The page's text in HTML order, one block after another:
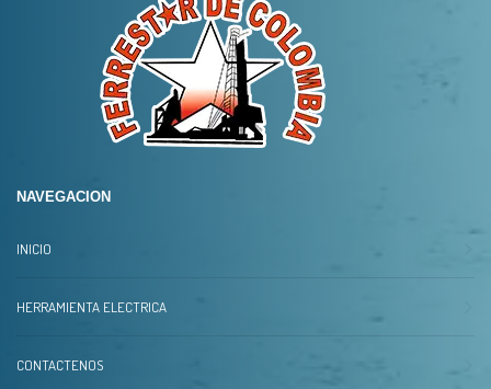
NAVEGACION
INICIO
HERRAMIENTA ELECTRICA
CONTACTENOS